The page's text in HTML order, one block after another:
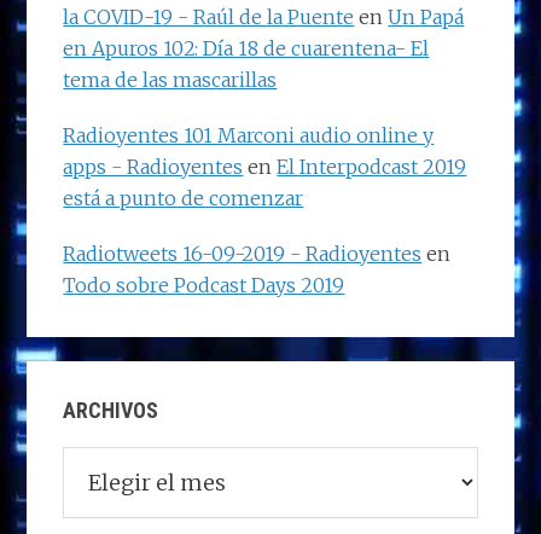
la COVID-19 - Raúl de la Puente enUn Papá
en Apuros 102: Día 18 de cuarentena- El
tema de las mascarillas
Radioyentes 101 Marconi audio online y
apps - Radioyentes enEl Interpodcast 2019
está a punto de comenzar
Radiotweets 16-09-2019 - Radioyentes en
Todo sobre Podcast Days 2019
ARCHIVOS